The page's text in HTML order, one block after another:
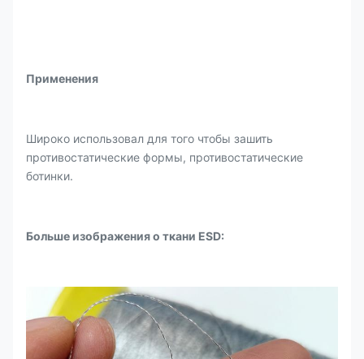
Применения
Широко использовал для того чтобы зашить
противостатические формы, противостатические
ботинки.
Больше изображения о ткани ESD: